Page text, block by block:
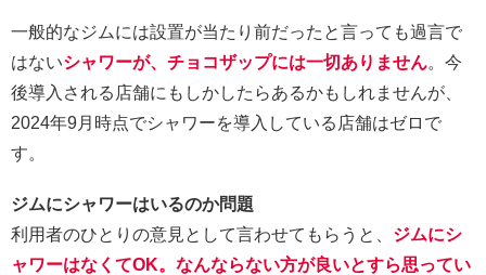
一般的なジムには設置が当たり前だったと言っても過言で
はないシャワーが、チョコザップには一切ありません。今
後導入される店舗にもしかしたらあるかもしれませんが、
2024年9月時点でシャワーを導入している店舗はゼロで
す。
ジムにシャワーはいるのか問題
利用者のひとりの意見として言わせてもらうと、 ジムにシ
ャワーはなくてOK。なんならない方が良いとすら思ってい